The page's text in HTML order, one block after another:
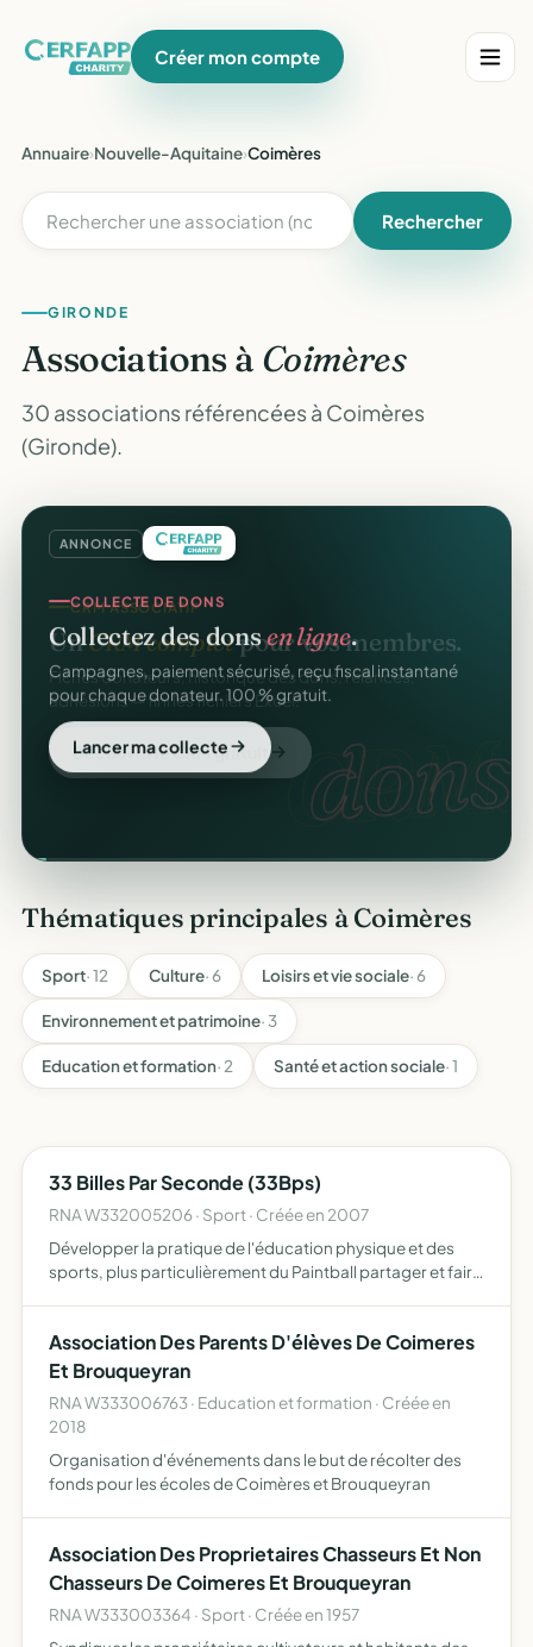
Créer mon compte
Annuaire›Nouvelle-Aquitaine›Coimères
Rechercher
GIRONDE
Associations à Coimères
30 associations référencées à Coimères
(Gironde).
ANNONCE
dons.
COLLECTE DE DONS
Collectez des donsen ligne.
Campagnes, paiement sécurisé, reçu fiscal instantané
pour chaque donateur. 100 % gratuit.
Lancer ma collecte
Thématiques principales à Coimères
Sport· 12 Culture· 6 Loisirs et vie sociale· 6
Environnement et patrimoine· 3
Education et formation· 2 Santé et action sociale· 1
33 Billes Par Seconde (33Bps)
RNA W332005206 · Sport · Créée en 2007
Développer la pratique de l'éducation physique et des
sports, plus particulièrement du Paintball partager et faire
Association Des Parents D'élèves De Coimeres
Et Brouqueyran
RNA W333006763 · Education et formation · Créée en
2018
Organisation d'événements dans le but de récolter des
fonds pour les écoles de Coimères et Brouqueyran
Association Des Proprietaires Chasseurs Et Non
Chasseurs De Coimeres Et Brouqueyran
RNA W333003364 · Sport · Créée en 1957